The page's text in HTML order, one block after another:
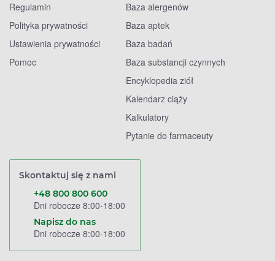
Regulamin
Polityka prywatności
Ustawienia prywatności
Pomoc
Baza alergenów
Baza aptek
Baza badań
Baza substancji czynnych
Encyklopedia ziół
Kalendarz ciąży
Kalkulatory
Pytanie do farmaceuty
Skontaktuj się z nami
+48 800 800 600
Dni robocze 8:00-18:00
Napisz do nas
Dni robocze 8:00-18:00